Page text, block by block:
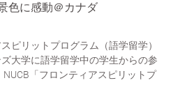
色に感動＠カナダ
ピリットプログラム（語学留学）
大学に語学留学中の学生からの参
「フロンティアスピリットプ